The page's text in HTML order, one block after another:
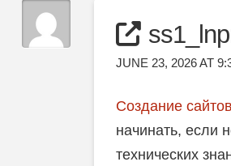
JUNE 23, 2026 AT
Создание сайтов
начинать, если
технических